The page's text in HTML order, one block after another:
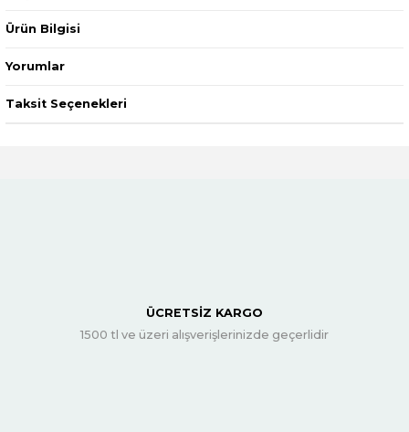
Ürün Bilgisi
Yorumlar
Taksit Seçenekleri
ÜCRETSİZ KARGO
1500 tl ve üzeri alışverişlerinizde geçerlidir